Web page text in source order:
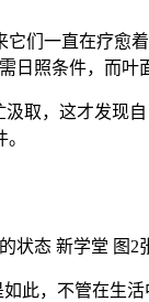
们一直在疗愈
日照条件，而叶
取，这才发现
此，不管在生